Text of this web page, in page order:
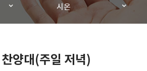
시온
양대(주일 저녁)